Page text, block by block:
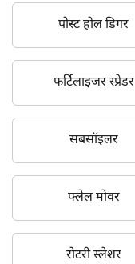
पोस्ट होल डिगर
फर्टिलाइजर स्प्रेडर
सबसॉइलर
फ्लेल मोवर
रोटरी स्लेशर